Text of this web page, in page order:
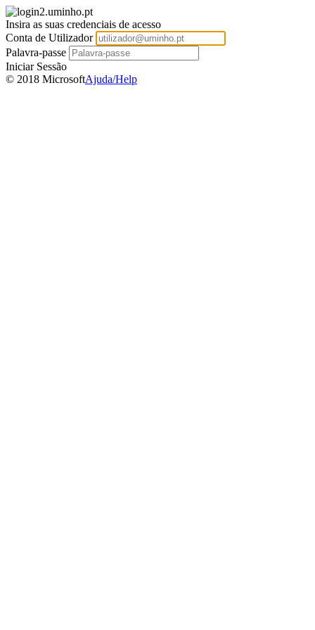
Insira as suas credenciais de acesso
Conta de Utilizador
Palavra-passe
Iniciar Sessão
© 2018 MicrosoftAjuda/Help